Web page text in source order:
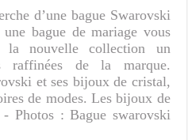
d’une bague Swarovski
bague de mariage vous
la nouvelle collection un
raffinées de la marque.
et ses bijoux de cristal,
de modes. Les bijoux de
Photos : Bague swarovski